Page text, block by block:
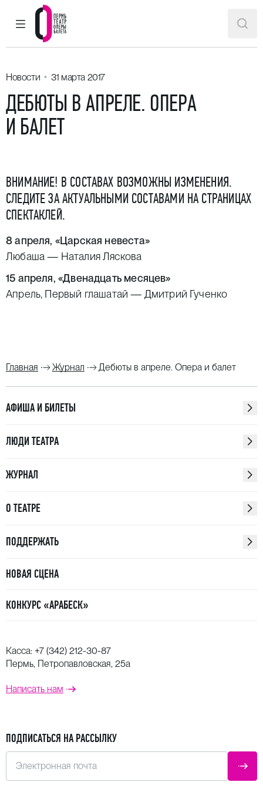
ГЛАВНОЕ МЕНЮ
Пермский театр оперы и балета
Новости 31 марта 2017
ДЕБЮТЫ В АПРЕЛЕ. ОПЕРА
И БАЛЕТ
ВНИМАНИЕ! В СОСТАВАХ ВОЗМОЖНЫ ИЗМЕНЕНИЯ.
СЛЕДИТЕ ЗА АКТУАЛЬНЫМИ СОСТАВАМИ НА СТРАНИЦАХ
СПЕКТАКЛЕЙ.
8 апреля, «Царская невеста»
Любаша — Наталия Ляскова
15 апреля, «Двенадцать месяцев»
Апрель, Первый глашатай — Дмитрий Гученко
Главная Журнал Дебюты в апреле. Опера и балет
АФИША И БИЛЕТЫ
ЛЮДИ ТЕАТРА
ЖУРНАЛ
О ТЕАТРЕ
ПОДДЕРЖАТЬ
НОВАЯ СЦЕНА
КОНКУРС «АРАБЕСК»
Касса: +7 (342) 212-30-87
Пермь, Петропавловская, 25а
Написать нам
ПОДПИСАТЬСЯ НА РАССЫЛКУ
Электронная почта